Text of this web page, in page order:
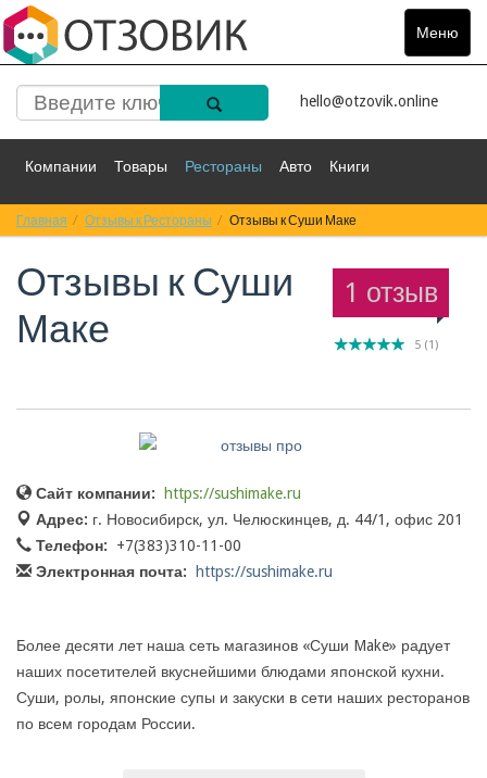
Меню
Toggle
hello@otzovik.online
Компании Товары Рестораны Авто Книги
Спорт Фильмы Деньги Путешествия
Красота Здоровье Остальное
Главная Отзывы к Рестораны Отзывы к Суши Маке
1 отзыв
5 (1)
Отзывы кСуши
Маке
Сайт компании:
https://sushimake.ru
Адрес: г. Новосибирск, ул. Челюскинцев, д. 44/1, офис 201
Телефон:
+7(383)310-11-00
Электронная почта:
https://sushimake.ru
Более десяти лет наша сеть магазинов «Суши Make» радует
наших посетителей вкуснейшими блюдами японской кухни.
Суши, ролы, японские супы и закуски в сети наших ресторанов
по всем городам России.